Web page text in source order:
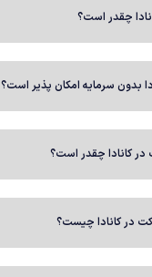
چقدر است؟
بدون سرمایه امکان پذیر است؟
کانادا چقدر است؟
در کانادا چیست؟